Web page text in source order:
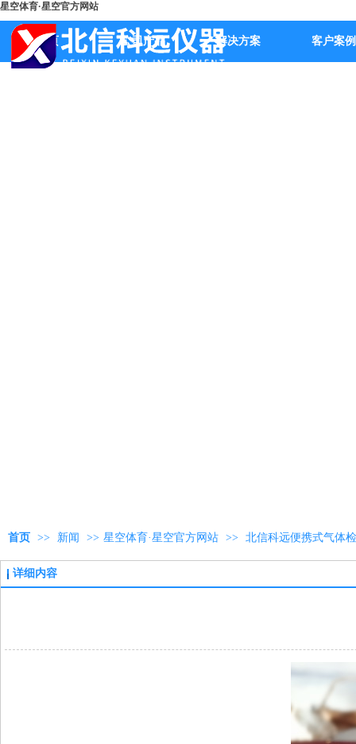
星空体育·星空官方网站
首页 公司产品 解决方案 客户案例
首页 >> 新闻 >> 星空体育·星空官方网站 >> 北信科远便携式气体
详细内容